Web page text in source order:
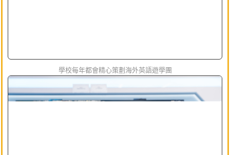
學校每年都會精心策劃海外英語遊學團